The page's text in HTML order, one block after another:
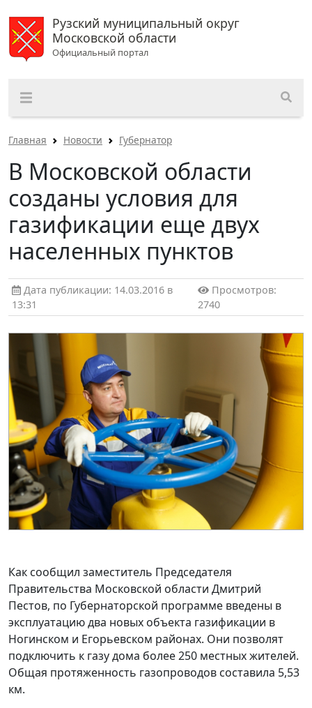
Рузский муниципальный округ
Московской области
Официальный портал
Главная Новости Губернатор
В Московской области
созданы условия для
газификации еще двух
населенных пунктов
Дата публикации: 14.03.2016 в
13:31
Просмотров:
2740
Как сообщил заместитель Председателя
Правительства Московской области Дмитрий
Пестов, по Губернаторской программе введены в
эксплуатацию два новых объекта газификации в
Ногинском и Егорьевском районах. Они позволят
подключить к газу дома более 250 местных жителей.
Общая протяженность газопроводов составила 5,53
км.